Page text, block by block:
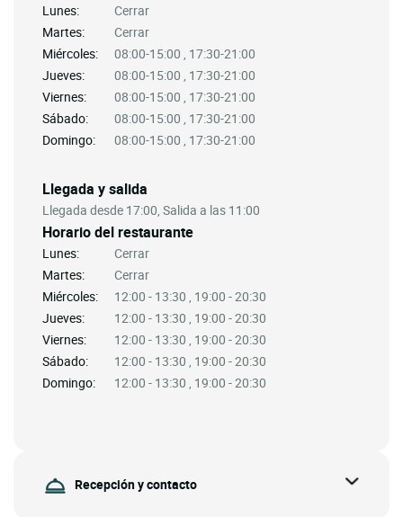
Lunes:
Cerrar
Martes:
Cerrar
Miércoles:
08:00-15:00 , 17:30-21:00
Jueves:
08:00-15:00 , 17:30-21:00
Viernes:
08:00-15:00 , 17:30-21:00
Sábado:
08:00-15:00 , 17:30-21:00
Domingo:
08:00-15:00 , 17:30-21:00
Llegada y salida
Llegada desde 17:00, Salida a las 11:00
Horario del restaurante
Lunes:
Cerrar
Martes:
Cerrar
Miércoles:
12:00 - 13:30 , 19:00 - 20:30
Jueves:
12:00 - 13:30 , 19:00 - 20:30
Viernes:
12:00 - 13:30 , 19:00 - 20:30
Sábado:
12:00 - 13:30 , 19:00 - 20:30
Domingo:
12:00 - 13:30 , 19:00 - 20:30
Recepción y contacto